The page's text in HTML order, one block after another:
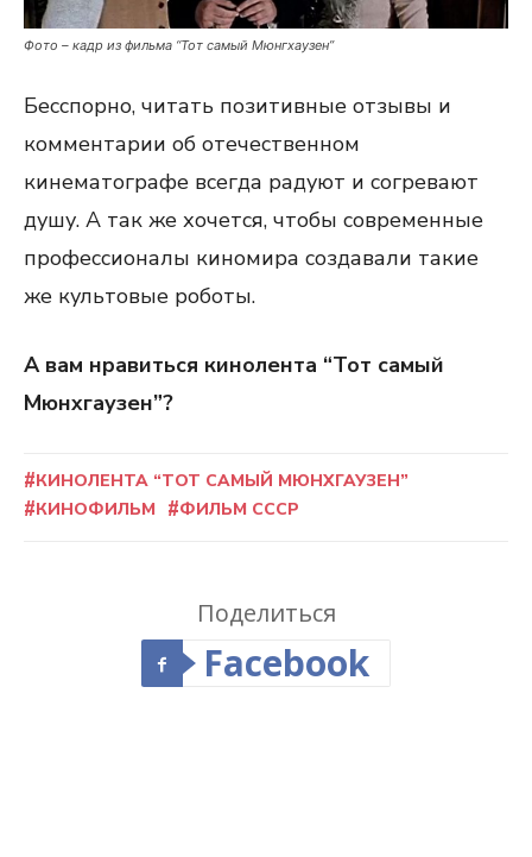
Фото – кадр из фильма “Тот самый Мюнгхаузен”
Бесспорно, читать позитивные отзывы и
комментарии об отечественном
кинематографе всегда радуют и согревают
душу. А так же хочется, чтобы современные
профессионалы киномира создавали такие
же культовые роботы.
А вам нравиться кинолента “Тот самый
Мюнхгаузен”?
КИНОЛЕНТА “ТОТ САМЫЙ МЮНХГАУЗЕН”
КИНОФИЛЬМ
ФИЛЬМ СССР
Поделиться
Facebook